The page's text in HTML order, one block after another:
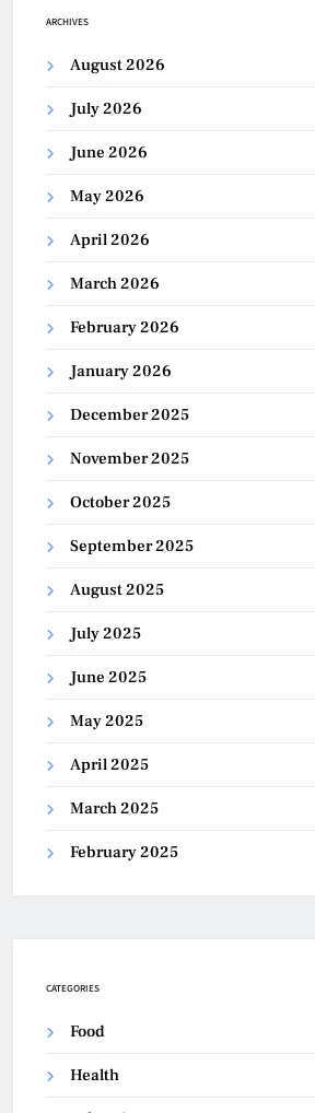
ARCHIVES
August 2026
July 2026
June 2026
May 2026
April 2026
March 2026
February 2026
January 2026
December 2025
November 2025
October 2025
September 2025
August 2025
July 2025
June 2025
May 2025
April 2025
March 2025
February 2025
CATEGORIES
Food
Health